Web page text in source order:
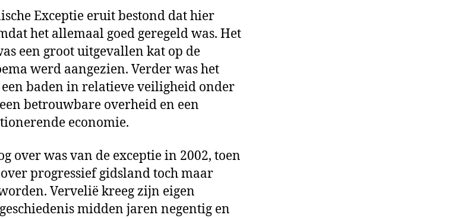
Exceptie eruit bestond dat hier
het allemaal goed geregeld was. Het
een groot uitgevallen kat op de
werd aangezien. Verder was het
baden in relatieve veiligheid onder
betrouwbare overheid en een
economie.
over was van de exceptie in 2002, toen
progressief gidsland toch maar
Vervelië kreeg zijn eigen
midden jaren negentig en